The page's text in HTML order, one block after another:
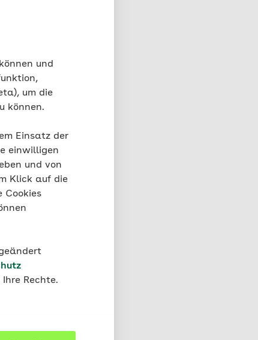
und
um die
können.
Einsatz der
einwilligen
und von
Klick auf die
Cookies
Rechte.
Die
und gilt als
bezeichnet,
Kraut auf
in der Natur